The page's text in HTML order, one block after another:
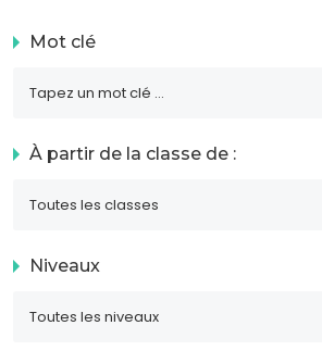
Mot clé
À partir de la classe de :
Niveaux